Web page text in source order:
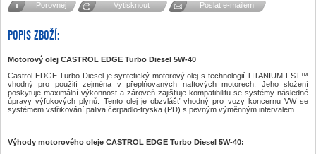
Porovnej Vytisknout Poslat e-mailem
POPIS ZBOŽÍ:
Motorový olej CASTROL EDGE Turbo Diesel 5W-40
Castrol EDGE Turbo Diesel je syntetický motorový olej s technologií TITANIUM FST™
vhodný pro použití zejména v přeplňovaných naftových motorech. Jeho složení
poskytuje maximální výkonnost a zároveň zajišťuje kompatibilitu se systémy následné
úpravy výfukových plynů. Tento olej je obzvlášť vhodný pro vozy koncernu VW se
systémem vstřikování paliva čerpadlo-tryska (PD) s pevným výměnným intervalem.
Výhody motorového oleje CASTROL EDGE Turbo Diesel 5W-40: